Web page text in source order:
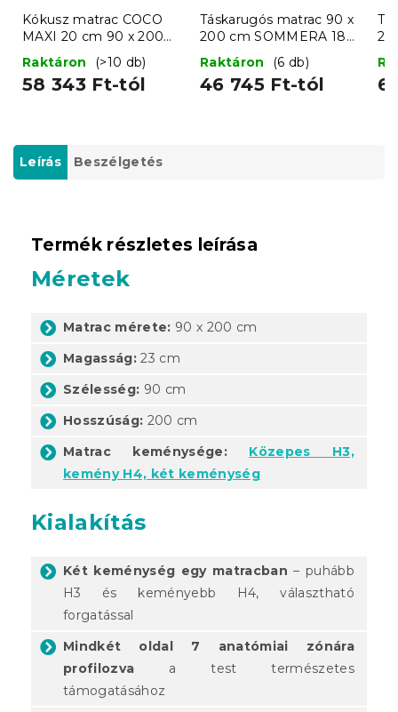
Kókusz matrac COCO
MAXI 20 cm 90 x 200
cm
Raktáron (>10 db)
58 343 Ft-tól
Táskarugós matrac 90 x
200 cm SOMMERA 18
cm
Raktáron (6 db)
46 745 Ft-tól
Leírás Beszélgetés
Termék részletes leírása
Méretek
Matrac mérete: 90 x 200 cm
Magasság: 23 cm
Szélesség: 90 cm
Hosszúság: 200 cm
Matrac keménysége: Közepes H3,
kemény H4, két keménység
Kialakítás
Két keménység egy matracban – puhább
H3 és keményebb H4, választható
forgatással
Mindkét oldal 7 anatómiai zónára
profilozva a test természetes
támogatásához